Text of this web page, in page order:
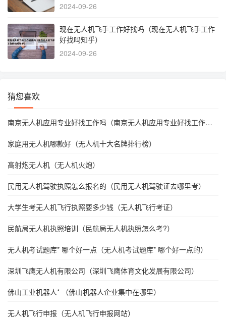
2024-09-26
现在无人机飞手工作好找吗（现在无人机飞手工作
好找吗知乎）
2024-09-26
猜您喜欢
南京无人机应用专业好找工作吗（南京无人机应用专业好找工作吗
家庭用无人机哪款好（无人机十大名牌排行榜）
高射炮无人机（无人机火炮）
民用无人机驾驶执照怎么报名的（民用无人机驾驶证去哪里考）
大学生考无人机飞行执照要多少钱（无人机飞行考证）
民航局无人机执照培训（民航局无人机执照怎么考?）
无人机考试题库* 哪个好一点（无人机考试题库* 哪个好一点的）
深圳飞鹰无人机有限公司（深圳飞鹰体育文化发展有限公司）
佛山工业机器人* （佛山机器人企业集中在哪里）
无人机飞行申报（无人机飞行申报网站）